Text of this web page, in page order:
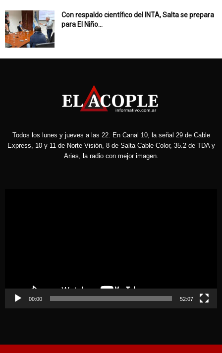
Con respaldo científico del INTA, Salta se prepara
para El Niño...
Todos los lunes y jueves a las 22. En Canal 10, la señal 29 de Cable
Express, 10 y 11 de Norte Visión, 8 de Salta Cable Color, 35.2 de TDA y
Aries, la radio con mejor imagen.
00:00 52:07